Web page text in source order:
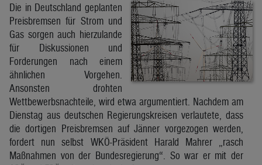
Die in Deutschland geplanten
Preisbremsen für Strom und
Gas sorgen auch hierzulande
für Diskussionen und
Forderungen nach einem
ähnlichen Vorgehen.
Ansonsten drohten
Wettbewerbsnachteile, wird etwa argumentiert. Nachdem am
Dienstag aus deutschen Regierungskreisen verlautete, dass
die dortigen Preisbremsen auf Jänner vorgezogen werden,
fordert nun selbst WKÖ-Präsident Harald Mahrer „rasch
Maßnahmen von der Bundesregierung“. So war er mit der